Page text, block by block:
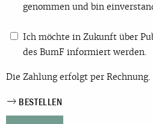
genommen und bin
Ich möchte in Zukunft über
des BumF informiert werden.
Die Zahlung erfolgt per Rechnung.